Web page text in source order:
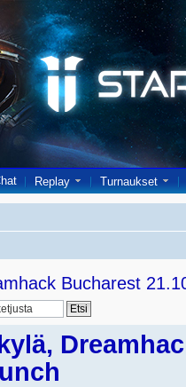
Replay Turnaukset
Bucharest